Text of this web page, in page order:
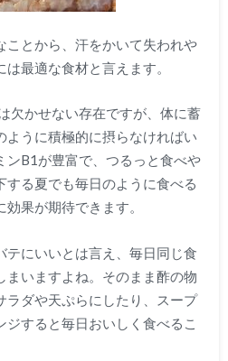
ことから、汗をかいて失われや
最適な食材と言えます。
欠かせない存在ですが、体に蓄
ように積極的に摂らなければい
ンB1が豊富で、つるっと食べや
する夏でも毎日のように食べる
果が期待できます。
テにいいとは言え、毎日同じ食
まいますよね。そのまま酢の物
ラダや天ぷらにしたり、スープ
すると毎日おいしく食べるこ